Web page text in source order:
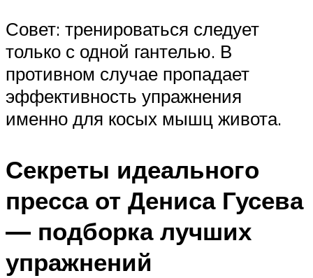
Совет: тренироваться следует
только с одной гантелью. В
противном случае пропадает
эффективность упражнения
именно для косых мышц живота.
Секреты идеального
пресса от Дениса Гусева
— подборка лучших
упражнений